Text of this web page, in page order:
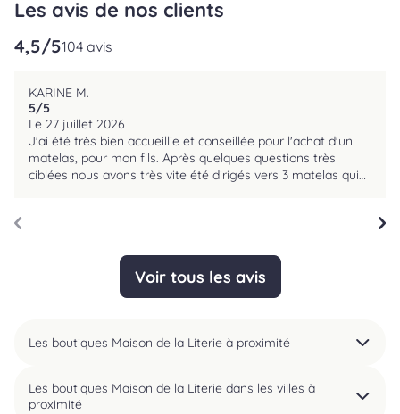
Les avis de nos clients
4,5/5reviews.srOnlyLabel
104 avis
5/5
Le 27 juillet 2026
J'ai été très bien accueillie et conseillée pour l'achat d'un
matelas, pour mon fils. Après quelques questions très
ciblées nous avons très vite été dirigés vers 3 matelas qui
KARINE M.
Voir tous les avis
Les boutiques Maison de la Literie à proximité
Les boutiques Maison de la Literie dans les villes à
proximité